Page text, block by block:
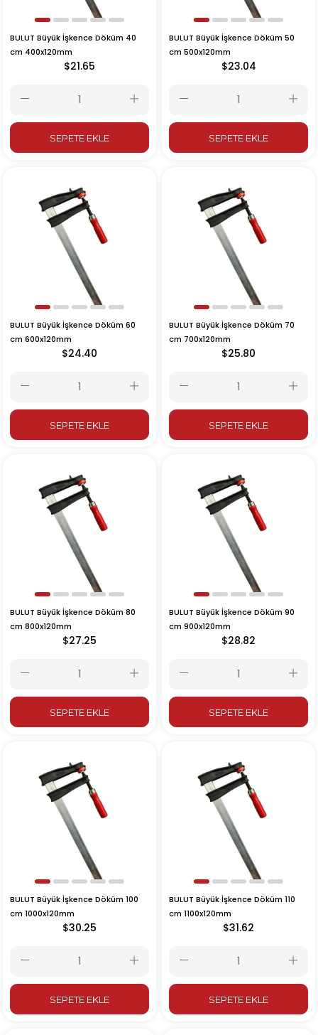
BULUT Büyük İşkence Döküm 40
cm 400x120mm
$21.65
SEPETE EKLE
BULUT Büyük İşkence Döküm 50
cm 500x120mm
$23.04
SEPETE EKLE
BULUT Büyük İşkence Döküm 60
cm 600x120mm
$24.40
SEPETE EKLE
BULUT Büyük İşkence Döküm 70
cm 700x120mm
$25.80
SEPETE EKLE
BULUT Büyük İşkence Döküm 80
cm 800x120mm
$27.25
SEPETE EKLE
BULUT Büyük İşkence Döküm 90
cm 900x120mm
$28.82
SEPETE EKLE
BULUT Büyük İşkence Döküm 100
cm 1000x120mm
$30.25
SEPETE EKLE
BULUT Büyük İşkence Döküm 110
cm 1100x120mm
$31.62
SEPETE EKLE